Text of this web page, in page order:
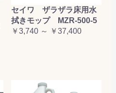
セイワ ザラザラ床用水
拭きモップ MZR-500-5
￥3,740 ～ ￥37,400